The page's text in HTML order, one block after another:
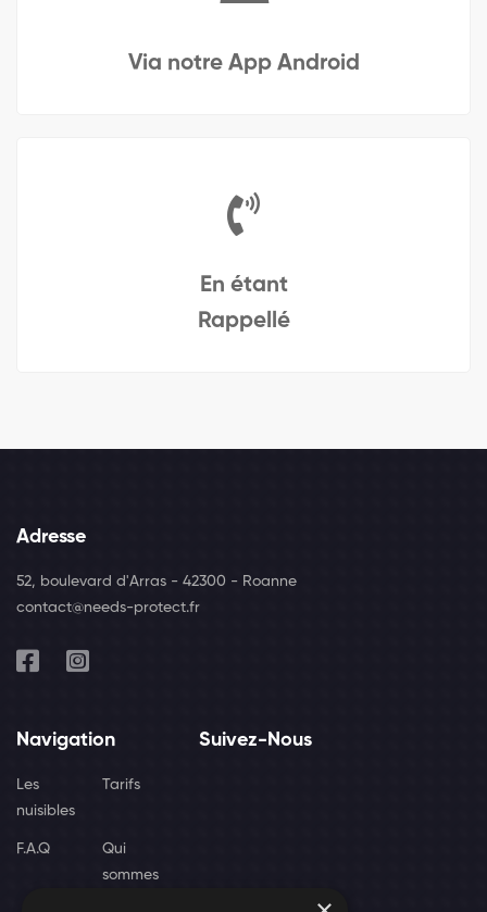
Via notre App Android
En étant
Rappellé
Adresse
52, boulevard d'Arras - 42300 - Roanne
contact@needs-protect.fr
Navigation
Les
nuisibles
Tarifs
F.A.Q
Qui
sommes
Suivez-Nous